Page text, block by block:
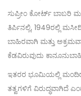
ಸುಪ್ರೀಂ ಕೋರ್ಟ್ ಬಾಬರಿ
ತಿರ್ಪಿನಲ್ಲಿ, 1949ರಲ್ಲಿ
ಬಾಹಿರವಾಗಿ ಮತ್ತು
ಕೆಡವಿರುವುದು
ಇತರರ ಭೂಮಿಯಲ್ಲಿ ಮಂದಿರ
ತತ್ವಗಳಿಗೆ ವಿರುದ್ಧವಾಗಿದೆ